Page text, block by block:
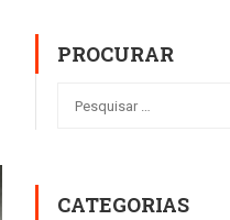
PROCURAR
CATEGORIAS